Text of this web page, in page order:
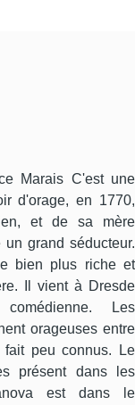
Marais C'est une
d'orage, en 1770,
et de sa mère
grand séducteur.
bien plus riche et
Il vient à Dresde
Les
orageuses entre
peu connus. Le
présent dans les
est dans le